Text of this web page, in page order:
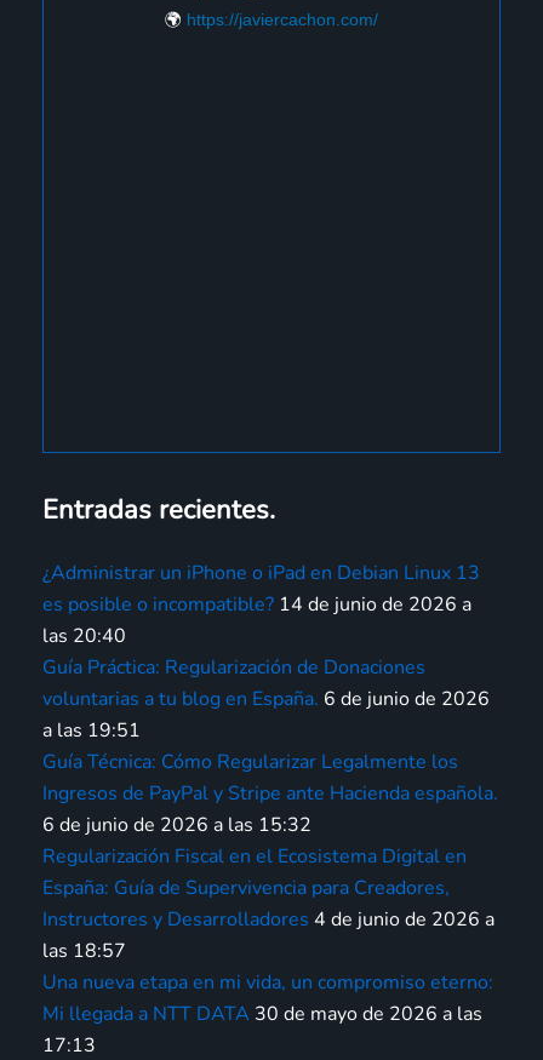
🌍 https://javiercachon.com/
Entradas recientes.
¿Administrar un iPhone o iPad en Debian Linux 13
es posible o incompatible? 14 de junio de 2026 a
las 20:40
Guía Práctica: Regularización de Donaciones
voluntarias a tu blog en España. 6 de junio de 2026
a las 19:51
Guía Técnica: Cómo Regularizar Legalmente los
Ingresos de PayPal y Stripe ante Hacienda española.
6 de junio de 2026 a las 15:32
Regularización Fiscal en el Ecosistema Digital en
España: Guía de Supervivencia para Creadores,
Instructores y Desarrolladores 4 de junio de 2026 a
las 18:57
Una nueva etapa en mi vida, un compromiso eterno:
Mi llegada a NTT DATA 30 de mayo de 2026 a las
17:13